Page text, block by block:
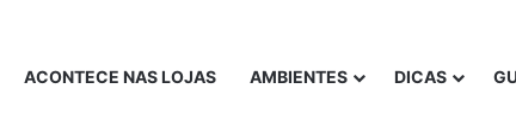
ACONTECE NAS LOJAS AMBIENTES DICAS